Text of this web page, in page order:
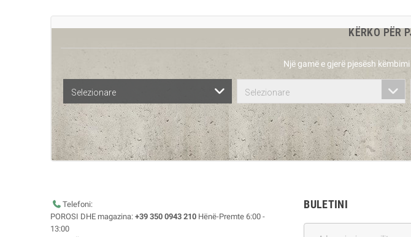
KËRKO PËR
Një gamë e gjerë pjesësh
Selezionare Selezionare
Telefoni:
POROSI DHE magazina: +39 350 0943 210 Hënë-Premte 6:00 -
13:00
BULETINI